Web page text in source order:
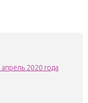
2020 года